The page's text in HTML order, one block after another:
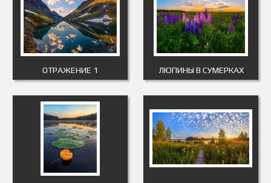
ОТРАЖЕНИЕ 1 ЛЮПИНЫ В СУМЕРКАХ